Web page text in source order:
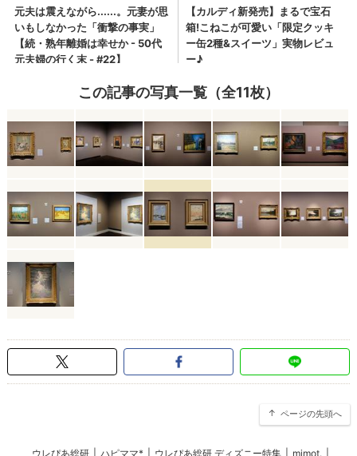
この記事の写真一覧（全11枚）
ページの先頭へ
ウレぴあ総研 ハピママ* ウレぴあ総研 ディズニー特集 mimot.